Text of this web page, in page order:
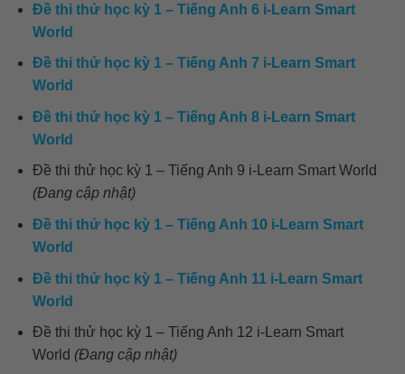
Đề thi thử học kỳ 1 – Tiếng Anh 6 i-Learn Smart
World
Đề thi thử học kỳ 1 – Tiếng Anh 7 i-Learn Smart
World
Đề thi thử học kỳ 1 – Tiếng Anh 8 i-Learn Smart
World
Đề thi thử học kỳ 1 – Tiếng Anh 9 i-Learn Smart World
(Đang cập nhật)
Đề thi thử học kỳ 1 – Tiếng Anh 10 i-Learn Smart
World
Đề thi thử học kỳ 1 – Tiếng Anh 11 i-Learn Smart
World
Đề thi thử học kỳ 1 – Tiếng Anh 12 i-Learn Smart
World (Đang cập nhật)